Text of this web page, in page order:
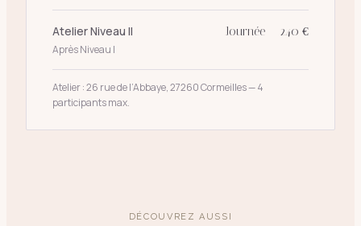
Atelier Niveau II
Après Niveau I
Journée — 240 €
Atelier : 26 rue de l’Abbaye, 27260 Cormeilles — 4
participants max.
DÉCOUVREZ AUSSI